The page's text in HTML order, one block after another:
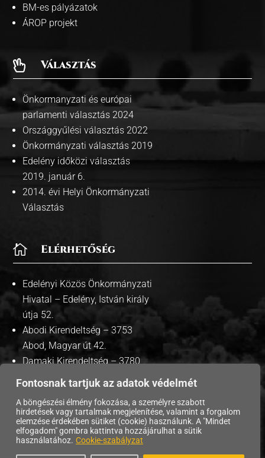
Fontosnak tartjuk az adatok védelmét
A böngészési élmény fokozása, a személyre szabott
hirdetések vagy tartalmak megjelenítése, valamint a forgalom
elemzése érdekében sütiket (cookie) használunk. A "Mindet
elfogadom" gombra kattintva hozzájárulhat a sütik
használatához. Cookie-szabályzat
BM-es pályázatok
ÁROP projekt
 Választás
Önkormanyzati és európai
parlamenti választás 2024
Országgyűlési választás 2022
Önkormányzati választás 2019
Edelény időközi választás
2019. január 6.
2014. évi Helyi Önkormányzati
Választás
 Elérhetőség
Edelényi Közös Önkormányzati
Hivatal – Edelény, István király
útja 52.
Abodi Kirendeltség – 3753
Abod, Magyar út 42.
Damaki Kirendeltség – 3780
Damak, Szabadság út 35.
Copyright © 2026 Edelény Város Önkormányzata. |
Adatvédelmi tájékoztató